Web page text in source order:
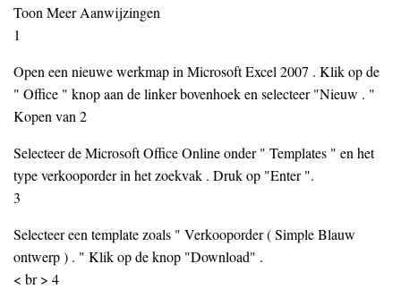
Toon Meer Aanwijzingen
1
Open een nieuwe werkmap in Microsoft Excel 2007 . Klik op de
" Office " knop aan de linker bovenhoek en selecteer "Nieuw . "
Kopen van 2
Selecteer de Microsoft Office Online onder " Templates " en het
type verkooporder in het zoekvak . Druk op "Enter ".
3
Selecteer een template zoals " Verkooporder ( Simple Blauw
ontwerp ) . " Klik op de knop "Download" .
< br > 4